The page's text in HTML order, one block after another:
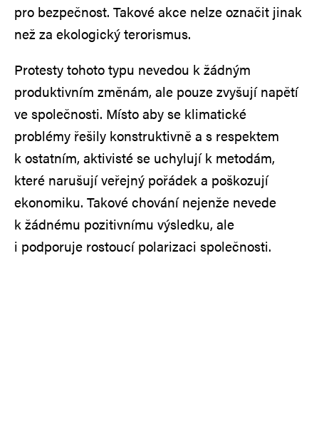
pro bezpečnost. Takové akce nelze označit jinak
než za ekologický terorismus.
Protesty tohoto typu nevedou k žádným
produktivním změnám, ale pouze zvyšují napětí
ve společnosti. Místo aby se klimatické
problémy řešily konstruktivně a s respektem
k ostatním, aktivisté se uchylují k metodám,
které narušují veřejný pořádek a poškozují
ekonomiku. Takové chování nejenže nevede
k žádnému pozitivnímu výsledku, ale
i podporuje rostoucí polarizaci společnosti.